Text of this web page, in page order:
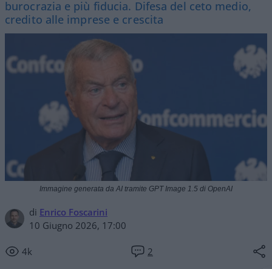
burocrazia e più fiducia. Difesa del ceto medio,
credito alle imprese e crescita
di Enrico Foscarini
10 Giugno 2026, 17:00
4k 2
Immagine generata da AI tramite GPT Image 1.5 di OpenAI